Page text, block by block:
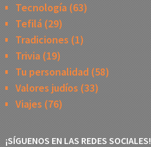
Tecnología(63)
Tefilá(29)
Tradiciones (1)
Trivia(19)
Tu personalidad(58)
Valores judíos (33)
Viajes (76)
¡SÍGUENOS EN LAS REDES SOCIALES!